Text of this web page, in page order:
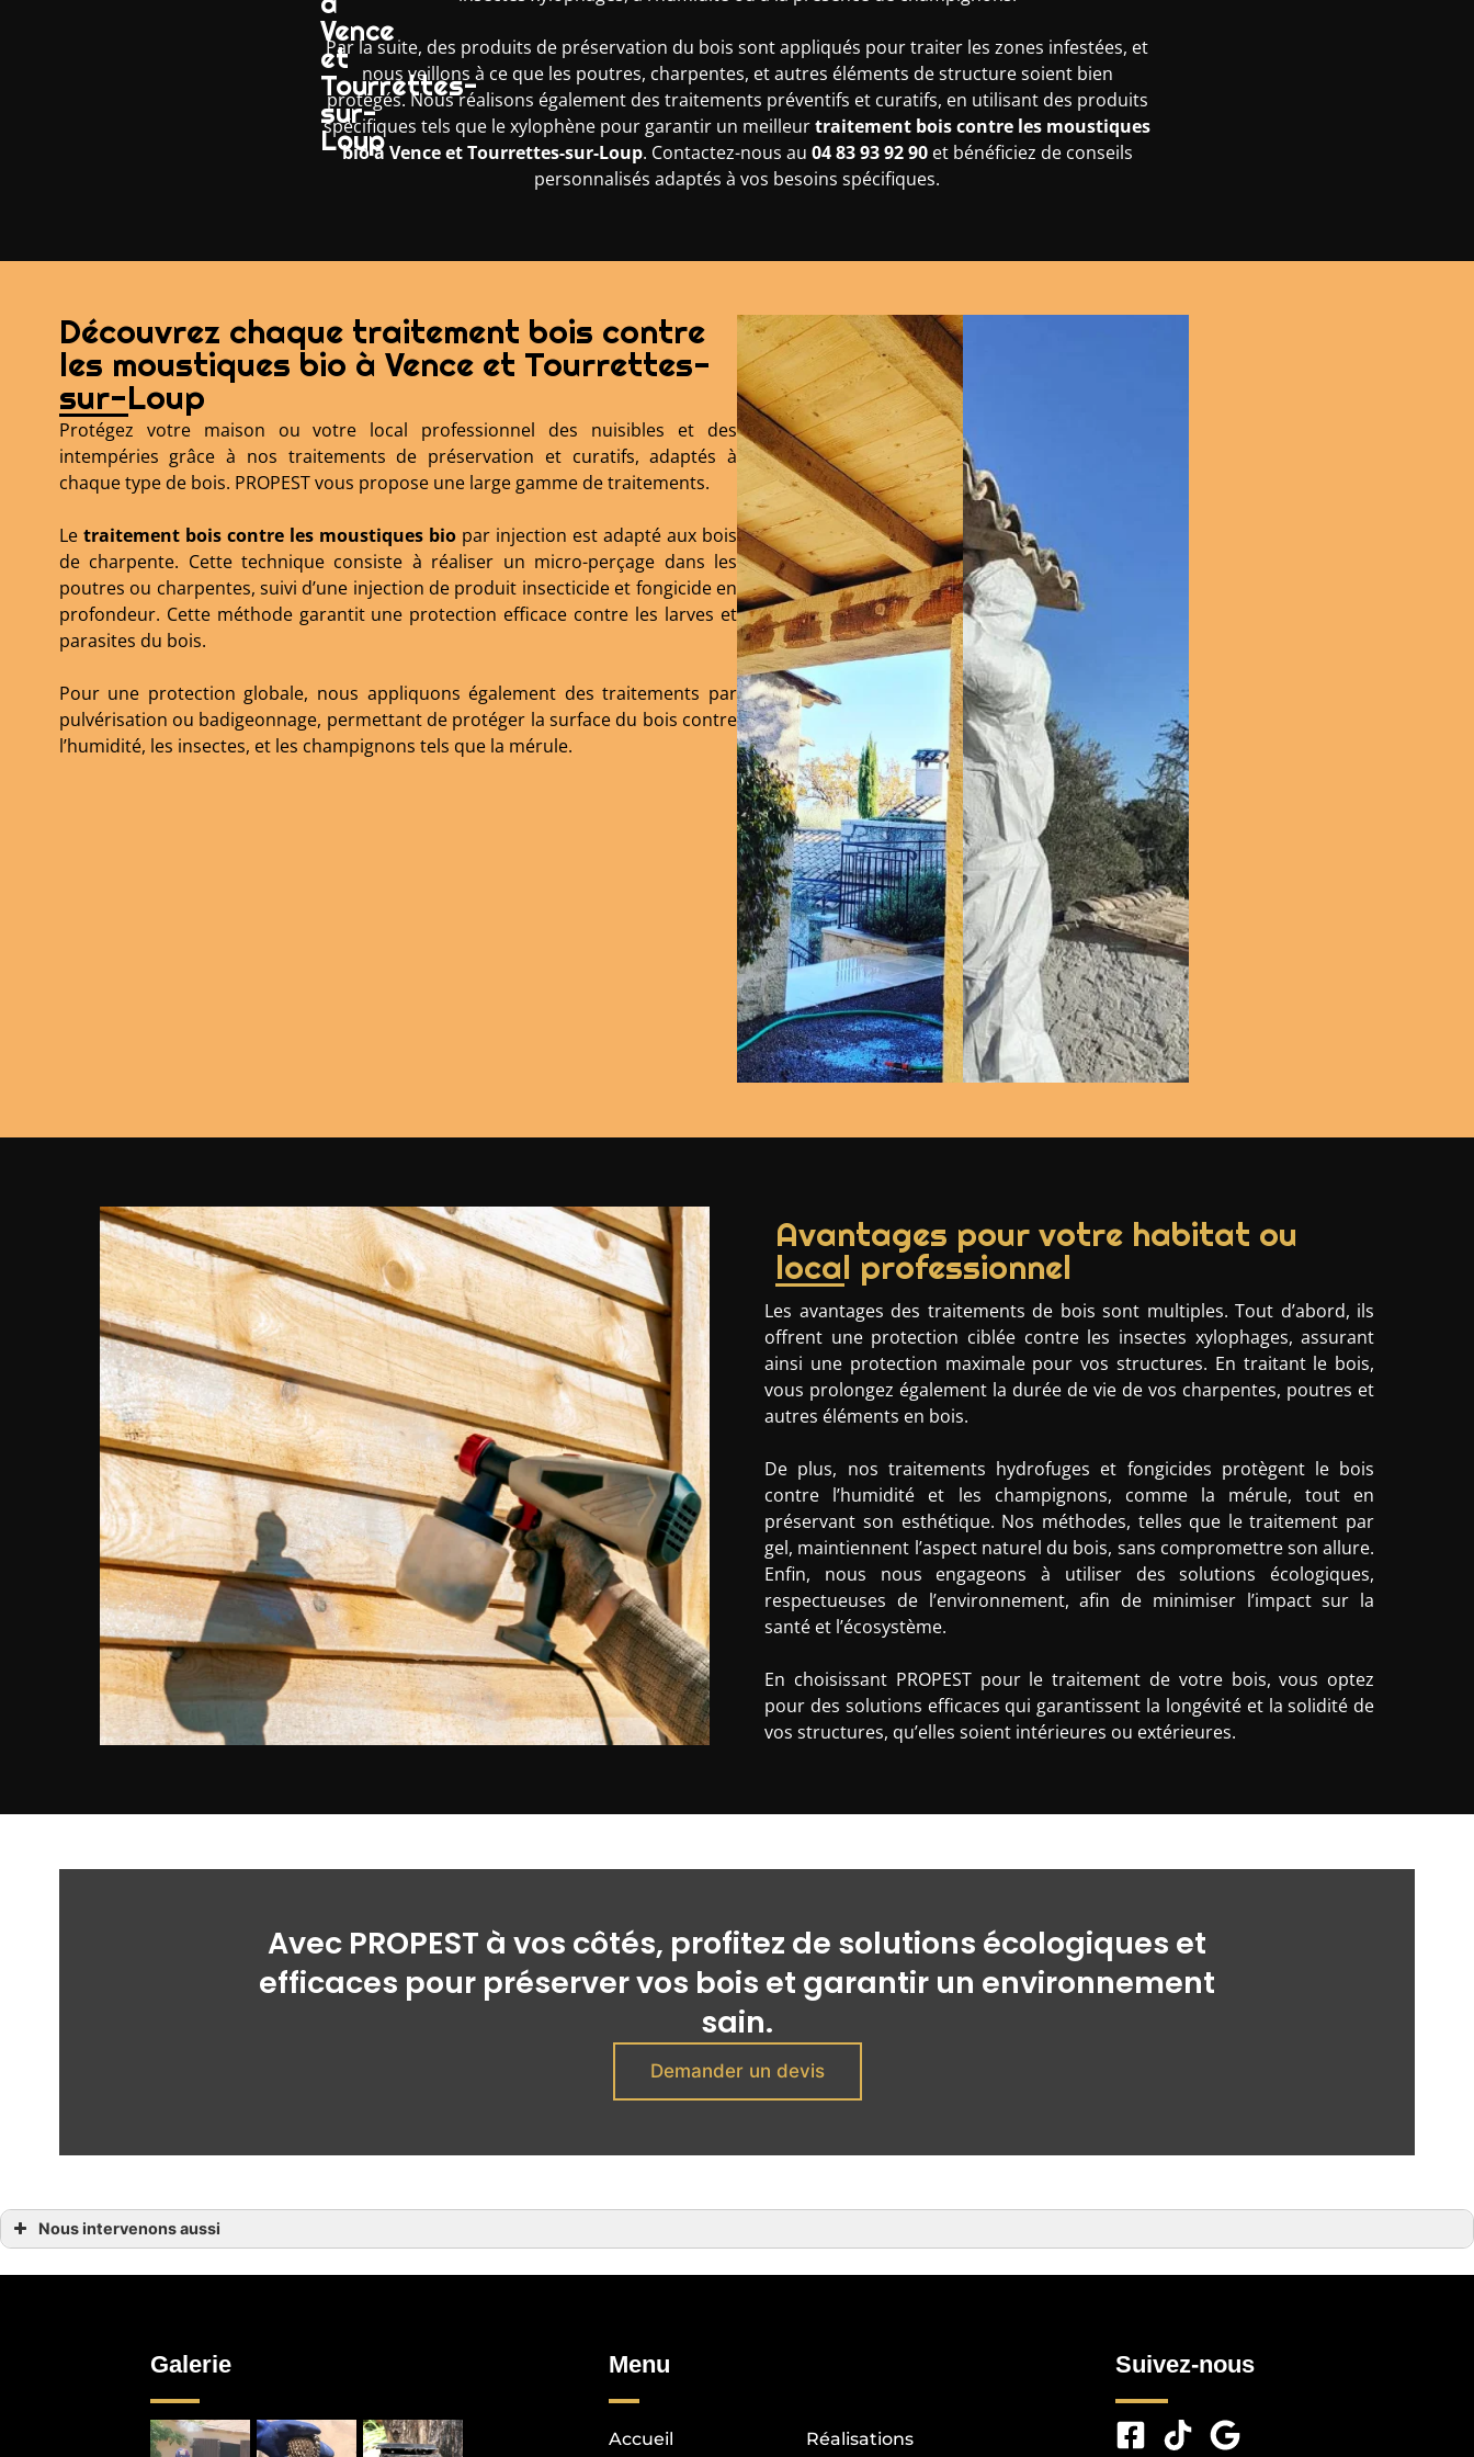
Vence
et
Tourrettes-
sur-
Loup
Par la suite, des produits de préservation du bois sont appliqués pour traiter les zones infestées, et
nous veillons à ce que les poutres, charpentes, et autres éléments de structure soient bien
protégés. Nous réalisons également des traitements préventifs et curatifs, en utilisant des produits
spécifiques tels que le xylophène pour garantir un meilleurtraitement bois contre les moustiques
bio à Vence et Tourrettes-sur-Loup. Contactez-nous au 04 83 93 92 90et bénéficiez de conseils
personnalisés adaptés à vos besoins spécifiques.
Découvrez chaque traitement bois contre
les moustiques bio à Vence et Tourrettes-
sur-Loup
Protégez votre maison ou votre local professionnel des nuisibles et des
intempéries grâce à nos traitements de préservation et curatifs, adaptés à
chaque type de bois. PROPEST vous propose une large gamme de traitements.
Le traitement bois contre les moustiques biopar injection est adapté aux bois
de charpente. Cette technique consiste à réaliser un micro-perçage dans les
poutres ou charpentes, suivi d’une injection de produit insecticide et fongicide en
profondeur. Cette méthode garantit une protection efficace contre les larves et
parasites du bois.
Pour une protection globale, nous appliquons également des traitements par
pulvérisation ou badigeonnage, permettant de protéger la surface du bois contre
l’humidité, les insectes, et les champignons tels que la mérule.
Avantages pour votre habitat ou
local professionnel
Les avantages des traitements de bois sont multiples. Tout d’abord, ils
offrent une protection ciblée contre les insectes xylophages, assurant
ainsi une protection maximale pour vos structures. En traitant le bois,
vous prolongez également la durée de vie de vos charpentes, poutres et
autres éléments en bois.
De plus, nos traitements hydrofuges et fongicides protègent le bois
contre l’humidité et les champignons, comme la mérule, tout en
préservant son esthétique. Nos méthodes, telles que le traitement par
gel, maintiennent l’aspect naturel du bois, sans compromettre son allure.
Enfin, nous nous engageons à utiliser des solutions écologiques,
respectueuses de l’environnement, afin de minimiser l’impact sur la
santé et l’écosystème.
En choisissant PROPEST pour le traitement de votre bois, vous optez
pour des solutions efficaces qui garantissent la longévité et la solidité de
vos structures, qu’elles soient intérieures ou extérieures.
Avec PROPEST à vos côtés, profitez de solutions écologiques et
efficaces pour préserver vos bois et garantir un environnement
sain.
Demander un devis
Nous intervenons aussi
Traitement bois contre les moustiques bio à Saint-Raphaël
Traitement bois contre les moustiques bio à Valbonne
Traitement bois contre les moustiques bio à Cagnes-sur-Mer
Traitement bois contre les moustiques bio à Cannes
Traitement bois contre les moustiques bio à Saint-Jean-Cap-Ferrat
Traitement bois contre les moustiques bio à Èze
Galerie Menu
Accueil Réalisations
Suivez-nous